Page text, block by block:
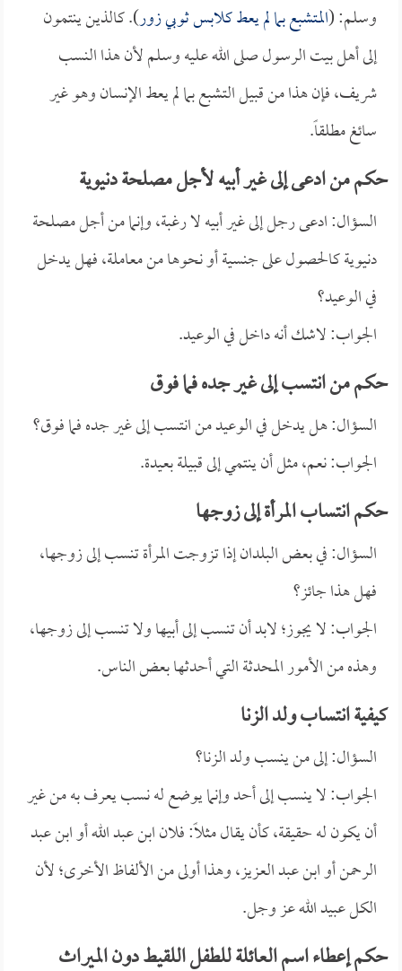
وسلم: (المتشبع بما لم يعط كلابس ثوبي زور). كالذين ينتمون
إلى أهل بيت الرسول صلى الله عليه وسلم لأن هذا النسب
شريف، فإن هذا من قبيل التشبع بما لم يعط الإنسان وهو غير
سائغ مطلقاً.
حكم من ادعى إلى غير أبيه لأجل مصلحة دنيوية
السؤال: ادعى رجل إلى غير أبيه لا رغبة، وإنما من أجل مصلحة
دنيوية كالحصول على جنسية أو نحوها من معاملة، فهل يدخل
في الوعيد؟
الجواب: لاشك أنه داخل في الوعيد.
حكم من انتسب إلى غير جده فما فوق
السؤال: هل يدخل في الوعيد من انتسب إلى غير جده فما فوق؟
الجواب: نعم، مثل أن ينتمي إلى قبيلة بعيدة.
حكم انتساب المرأة إلى زوجها
السؤال: في بعض البلدان إذا تزوجت المرأة تنسب إلى زوجها،
فهل هذا جائز؟
الجواب: لا يجوز؛ لابد أن تنسب إلى أبيها ولا تنسب إلى زوجها،
وهذه من الأمور المحدثة التي أحدثها بعض الناس.
كيفية انتساب ولد الزنا
السؤال: إلى من ينسب ولد الزنا؟
الجواب: لا ينسب إلى أحد وإنما يوضع له نسب يعرف به من غير
أن يكون له حقيقة، كأن يقال مثلاً: فلان ابن عبد الله أو ابن عبد
الرحمن أو ابن عبد العزيز، وهذا أولى من الألفاظ الأخرى؛ لأن
الكل عبيد الله عز وجل.
حكم إعطاء اسم العائلة للطفل اللقيط دون الميراث